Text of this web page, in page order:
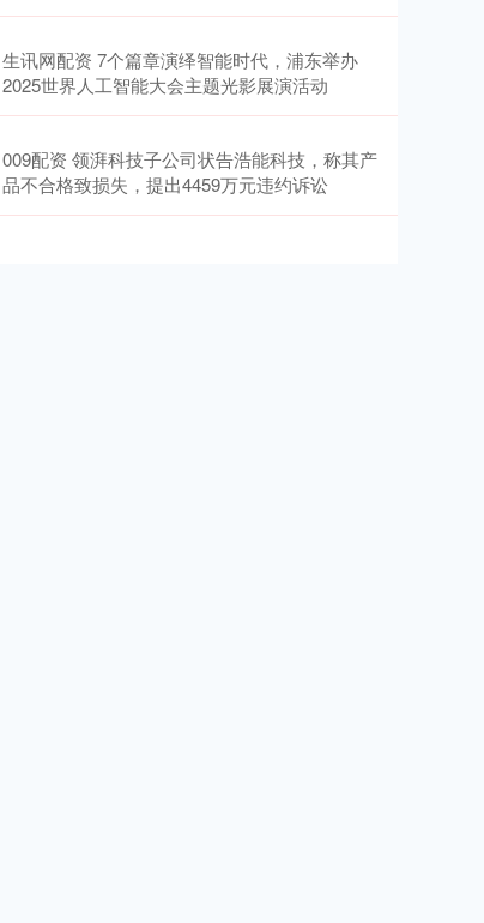
生讯网配资 7个篇章演绎智能时代，浦东举办
2025世界人工智能大会主题光影展演活动
009配资 领湃科技子公司状告浩能科技，称其产
品不合格致损失，提出4459万元违约诉讼